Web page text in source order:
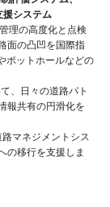
援システム
理の高度化と点検
面の凸凹を国際指
ポットホールなどの
、日々の道路パト
報共有の円滑化を
マネジメントシス
の移行を支援しま